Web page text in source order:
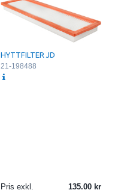
HYTTFILTER JD
21-198488
Pris exkl. 135.00